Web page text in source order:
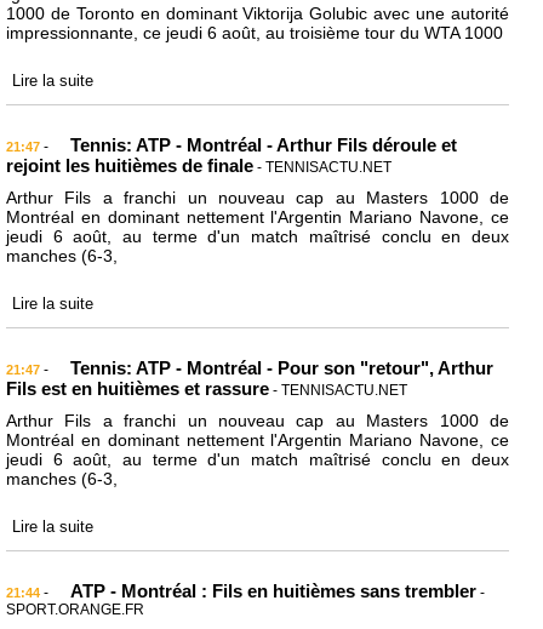
1000 de Toronto en dominant Viktorija Golubic avec une autorité
impressionnante, ce jeudi 6 août, au troisième tour du WTA 1000
Lire la suite
21:47 -
Tennis: ATP - Montréal - Arthur Fils déroule et
rejoint les huitièmes de finale - TENNISACTU.NET
Arthur Fils a franchi un nouveau cap au Masters 1000 de
Montréal en dominant nettement l'Argentin Mariano Navone, ce
jeudi 6 août, au terme d'un match maîtrisé conclu en deux
manches (6-3,
Lire la suite
21:47 -
Tennis: ATP - Montréal - Pour son "retour", Arthur
Fils est en huitièmes et rassure - TENNISACTU.NET
Arthur Fils a franchi un nouveau cap au Masters 1000 de
Montréal en dominant nettement l'Argentin Mariano Navone, ce
jeudi 6 août, au terme d'un match maîtrisé conclu en deux
manches (6-3,
Lire la suite
21:44 - ATP - Montréal : Fils en huitièmes sans trembler -
SPORT.ORANGE.FR